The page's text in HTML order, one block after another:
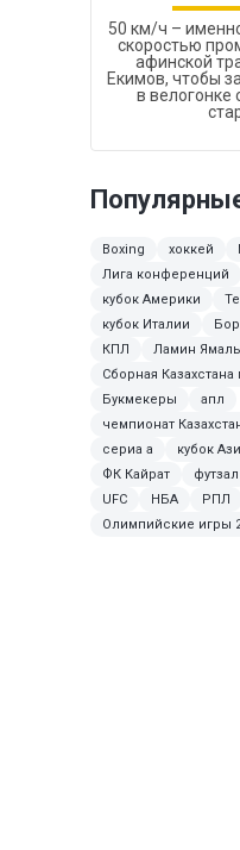
50 км/ч –
скоростью
афинской
Екимов, чтобы
в велогонке
Boxing хоккей
Лига конференций
кубок Америки
кубок Италии
КПЛ
Ламин Ямаль
Сборная Казахстана
Букмекеры
апл
чемпионат
сериа а
кубок
ФК Кайрат
футзал
UFC
НБА РПЛ
Олимпийские игры